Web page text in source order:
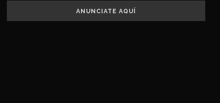
ANUNCIATE AQUÍ